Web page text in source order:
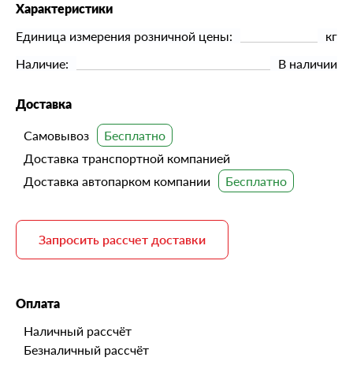
Характеристики
Единица измерения розничной цены:
кг
Наличие:
В наличии
Доставка
Самовывоз
Доставка транспортной компанией
Доставка автопарком компании
Запросить рассчет доставки
Оплата
Наличный рассчёт
Безналичный рассчёт